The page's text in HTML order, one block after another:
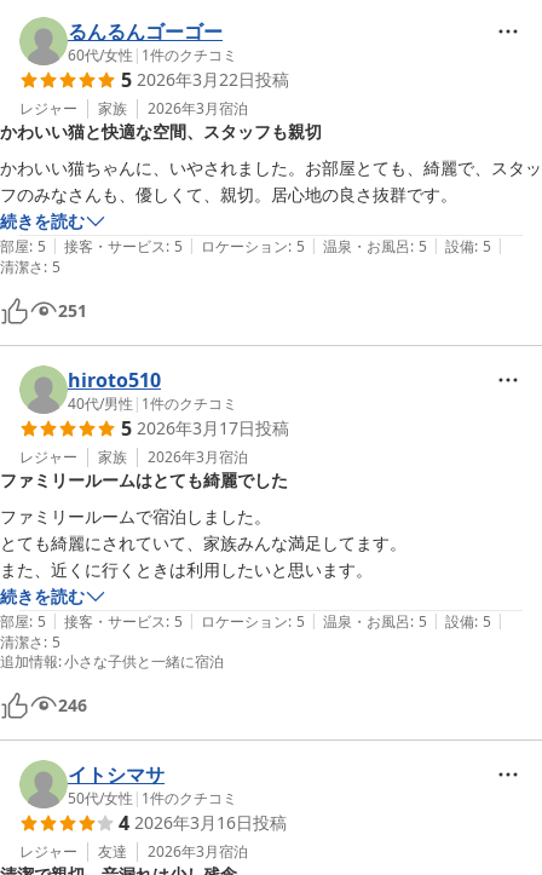
るんるんゴーゴー
60代/女性 | 1件のクチコミ
5 2026年3月22日投稿
レジャー 家族 2026年3月宿泊
かわいい猫と快適な空間、スタッフも親切
かわいい猫ちゃんに、いやされました。お部屋とても、綺麗で、スタッ
フのみなさんも、優しくて、親切。居心地の良さ抜群です。
続きを読む
部屋: 5 | 接客・サービス: 5 | ロケーション: 5 | 温泉・お風呂: 5 | 設備: 5 |
清潔さ: 5
251
hiroto510
40代/男性 | 1件のクチコミ
5 2026年3月17日投稿
レジャー 家族 2026年3月宿泊
ファミリールームはとても綺麗でした
ファミリールームで宿泊しました。
とても綺麗にされていて、家族みんな満足してます。
また、近くに行くときは利用したいと思います。
続きを読む
部屋: 5 | 接客・サービス: 5 | ロケーション: 5 | 温泉・お風呂: 5 | 設備: 5 |
清潔さ: 5
追加情報:小さな子供と一緒に宿泊
246
イトシマサ
50代/女性 | 1件のクチコミ
4 2026年3月16日投稿
レジャー 友達 2026年3月宿泊